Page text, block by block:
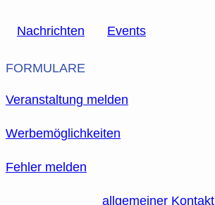
Nachrichten Events
FORMULARE
Veranstaltung melden
Werbemöglichkeiten
Fehler melden
allgemeiner Kontakt